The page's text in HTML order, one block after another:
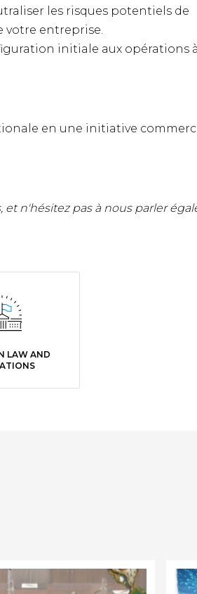
les risques potentiels de
votre entreprise.
initiale aux opérations
en une initiative
n'hésitez pas à nous parler
LAW AND